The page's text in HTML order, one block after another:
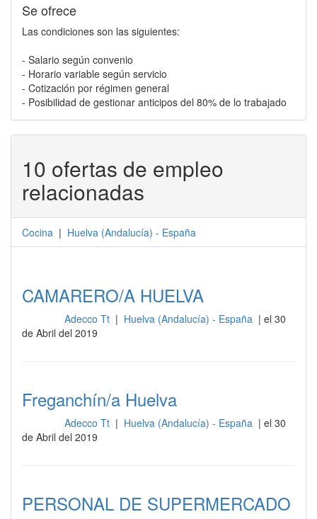
Se ofrece
Las condiciones son las siguientes:
- Salario según convenio
- Horario variable según servicio
- Cotización por régimen general
- Posibilidad de gestionar anticipos del 80% de lo trabajado
10 ofertas de empleo
relacionadas
Cocina | Huelva (Andalucía) - España
CAMARERO/A HUELVA
Adecco Tt | Huelva (Andalucía) - España | el 30
de Abril del 2019
Freganchín/a Huelva
Adecco Tt | Huelva (Andalucía) - España | el 30
de Abril del 2019
PERSONAL DE SUPERMERCADO